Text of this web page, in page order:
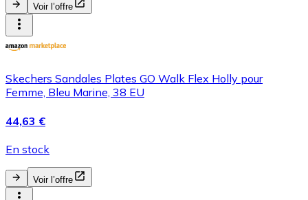
Voir l’offre
Skechers Sandales Plates GO Walk Flex Holly pour
Femme, Bleu Marine, 38 EU
44,63 €
En stock
Voir l’offre